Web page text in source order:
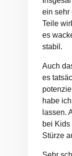
ein sehr
Teile
es
stabil.
Auch
es
habe
lassen.
bei
Stürze